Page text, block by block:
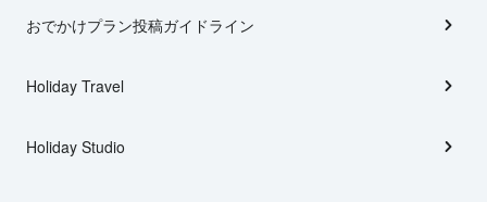
おでかけプラン投稿ガイドライン
Holiday Travel
Holiday Studio